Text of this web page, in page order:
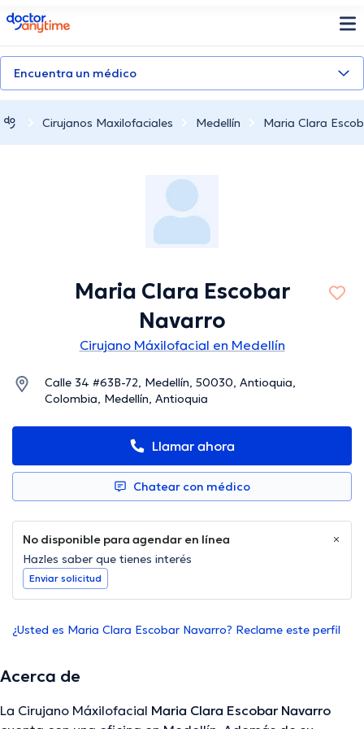
doctoranytime
Encuentra un médico
Cirujanos Maxilofaciales Medellín Maria Clara
Maria Clara Escobar
Navarro
Cirujano Máxilofacial en Medellín
Calle 34 #63B-72, Medellín, 50030, Antioquia,
Colombia, Medellín, Antioquia
Llamar ahora
Chatear con médico
No disponible para agendar en línea
Hazles saber que tienes interés
Enviar solicitud
¿Usted es Maria Clara Escobar Navarro? Reclame este perfil
Acerca de
La Cirujano Máxilofacial Maria Clara Escobar Navarro